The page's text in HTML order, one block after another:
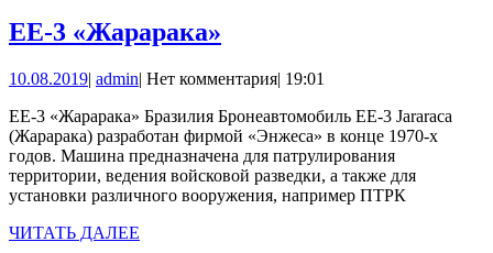
ЕЕ-3 «Жарарака»
10.08.201910.08.2019
| adminadmin
| Нет комментария| 19:01
ЕЕ-3 «Жарарака» Бразилия Бронеавтомобиль EE-3 Jararaca
(Жарарака) разработан фирмой «Энжеса» в конце 1970-х
годов. Машина предназначена для патрулирования
территории, ведения войсковой разведки, а также для
установки различного вооружения, например ПТРК
ЧИТАТЬ ДАЛЕЕ